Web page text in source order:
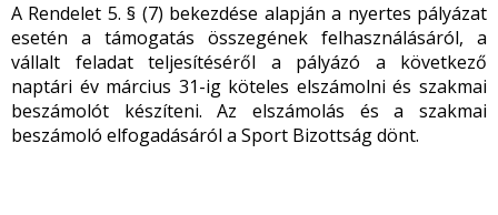
A Rendelet 5. § (7) bekezdése alapján a nyertes pályázat
esetén a támogatás összegének felhasználásáról, a
vállalt feladat teljesítéséről a pályázó a következő
naptári év március 31-ig köteles elszámolni és szakmai
beszámolót készíteni. Az elszámolás és a szakmai
beszámoló elfogadásáról a Sport Bizottság dönt.